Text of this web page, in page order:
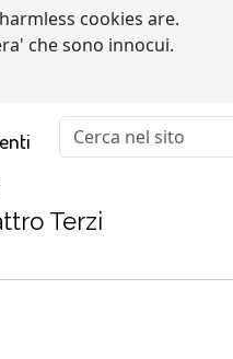
cookies are.
che sono innocui.
Terzi